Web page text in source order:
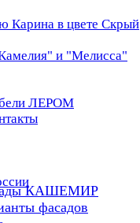
Карина в цвете Скрый
и "Мелисса"
ЛЕРОМ
КАШЕМИР
фасадов